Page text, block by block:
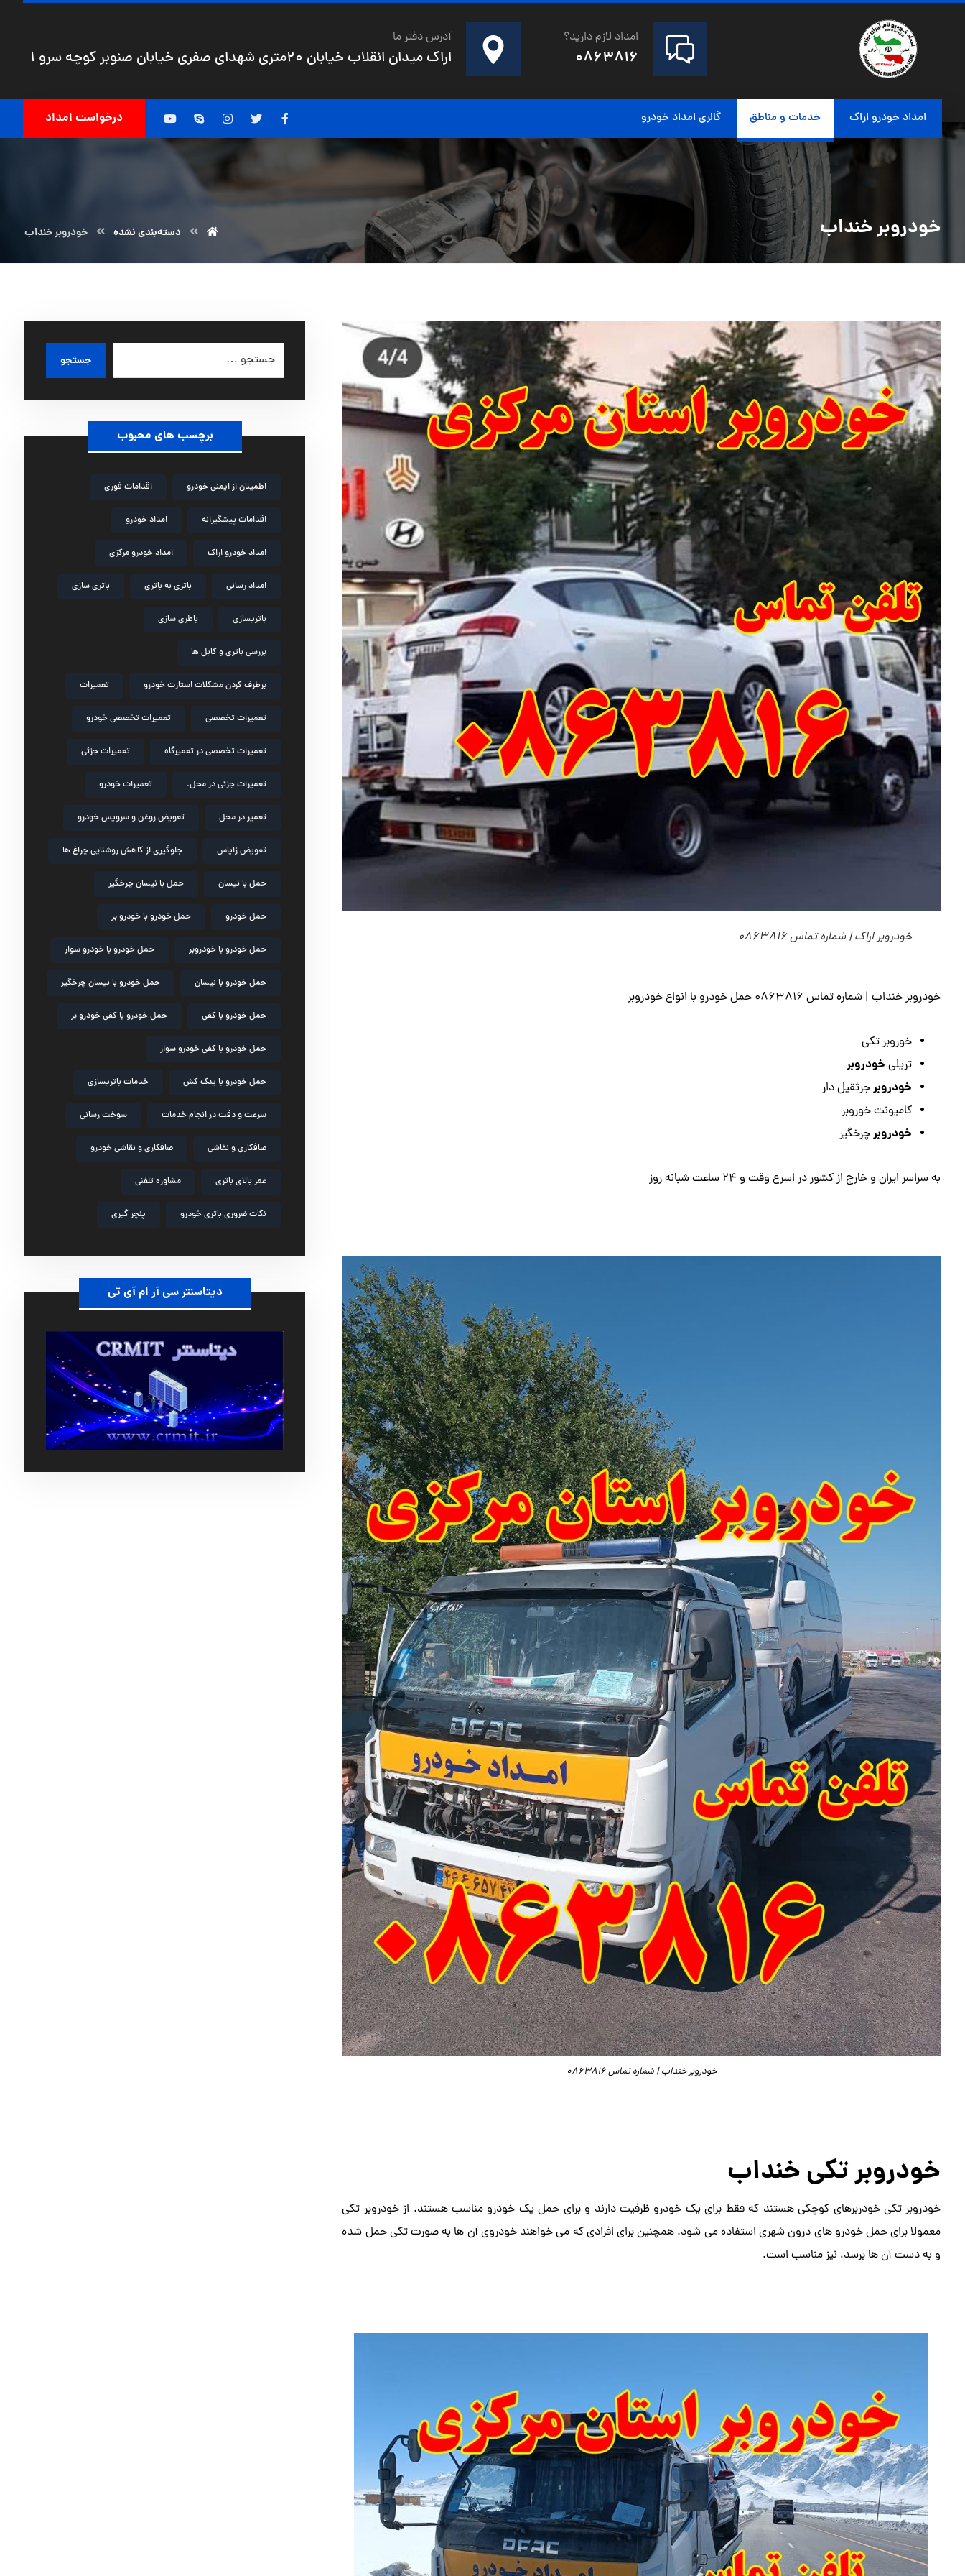
آدرس دفتر ما
اراک میدان انقلاب خیابان 20متری شهدای صفری خیابان صنوبر کوچه سرو 1
امداد لازم دارید؟
0863816
امداد خودرو اراک خدمات و مناطق گالری امداد خودرو درخواست امداد
خودروبر خنداب دسته‌بندی نشده خودروبر خنداب
خودروبر اراک | شماره تماس 0863816
خودروبر خنداب | شماره تماس 0863816 حمل خودرو با انواع خودروبر
خوروبر تکی
تریلی خودروبر
خودروبرجرثقیل دار
کامیونت خوروبر
خودروبرچرخگیر
به سراسر ایران و خارج از کشور در اسرع وقت و 24 ساعت شبانه روز
خودروبر خنداب | شماره تماس 0863816
خودروبر تکی خنداب
خودروبر تکی خودربرهای کوچکی هستند که فقط برای یک خودرو ظرفیت دارند و برای حمل یک خودرو مناسب هستند. از خودروبر تکی
معمولا برای حمل خودرو های درون شهری استفاده می شود. همچنین برای افرادی که می خواهند خودروی آن ها به صورت تکی حمل شده
و به دست آن ها برسد، نیز مناسب است.
جستجو
برچسب های محبوب
اطمینان از ایمنی خودرو اقدامات فوری
اقدامات پیشگیرانه امداد خودرو
امداد خودرو اراک امداد خودرو مرکزی
امداد رسانی باتری به باتری باتری سازی
باتریسازی باطری سازی
بررسی باتری و کابل ها
برطرف کردن مشکلات استارت خودرو تعمیرات
تعمیرات تخصصی تعمیرات تخصصی خودرو
تعمیرات تخصصی در تعمیرگاه تعمیرات جزئی
تعمیرات جزئی در محل. تعمیرات خودرو
تعمیر در محل تعویض روغن و سرویس خودرو
تعویض زاپاس جلوگیری از کاهش روشنایی چراغ ها
حمل با نیسان حمل با نیسان چرخگیر
حمل خودرو حمل خودرو با خودرو بر
حمل خودرو با خودروبر حمل خودرو با خودرو سوار
حمل خودرو با نیسان حمل خودرو با نیسان چرخگیر
حمل خودرو با کفی حمل خودرو با کفی خودرو بر
حمل خودرو با کفی خودرو سوار
حمل خودرو با یدک کش خدمات باتریسازی
سرعت و دقت در انجام خدمات سوخت رسانی
صافکاری و نقاشی صافکاری و نقاشی خودرو
عمر بالای باتری مشاوره تلفنی
نکات ضروری باتری خودرو پنچر گیری
دیتاسنتر سی آر ام آی تی